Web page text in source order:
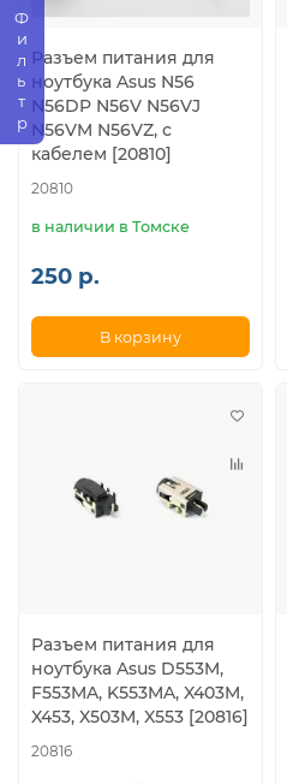
Фильтр Разъем питания для
ноутбука Asus N56
N56DP N56V N56VJ
N56VM N56VZ, с
кабелем [20810]
20810
в наличии в Томске
250 р.
В корзину
Разъем питания для
ноутбука Asus D553M,
F553MA, K553MA, X403M,
X453, X503M, X553 [20816]
20816